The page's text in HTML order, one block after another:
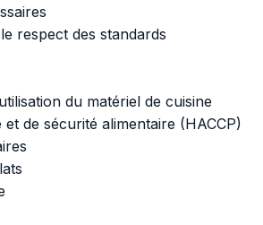
respect des standards
du matériel de cuisine
de sécurité alimentaire (HACCP)